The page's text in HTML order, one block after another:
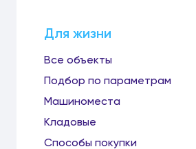
Для жизни
Все объекты
Подбор по параметрам
Машиноместа
Кладовые
Способы покупки